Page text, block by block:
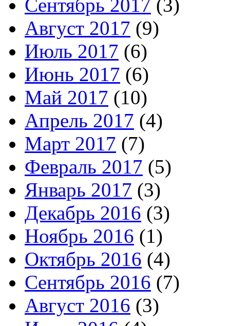
Сентябрь 2017 (3)
Август 2017 (9)
Июль 2017 (6)
Июнь 2017 (6)
Май 2017 (10)
Апрель 2017 (4)
Март 2017 (7)
Февраль 2017 (5)
Январь 2017 (3)
Декабрь 2016 (3)
Ноябрь 2016 (1)
Октябрь 2016 (4)
Сентябрь 2016 (7)
Август 2016 (3)